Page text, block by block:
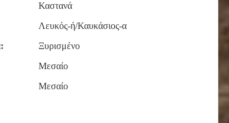
Καστανά
Λευκός-ή/Καυκάσιος-α
Ξυρισμένο
Μεσαίο
Μεσαίο